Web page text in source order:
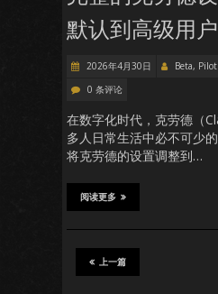
默认到高级用
2026年4月30日 Beta, Pilot
0 条评论
在数字化时代，克劳德（
多人日常生活中必不可少
将克劳德的设置调整到…
阅读更多
上一篇